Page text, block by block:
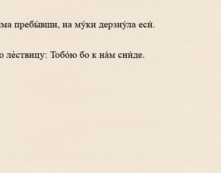
пребы́вши, на му́ки дерзну́ла еси́.
Тобо́ю бо к на́м сни́де.